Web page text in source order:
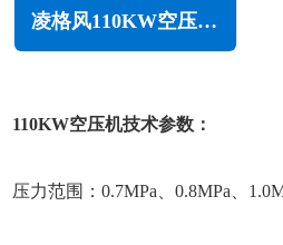
凌格风110KW空压机LS系列
110KW空压机技术参数：
压力范围：0.7MPa、0.8MPa、